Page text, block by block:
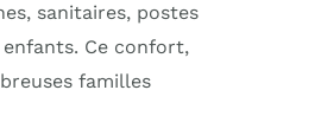
sanitaires, postes
Ce confort,
familles